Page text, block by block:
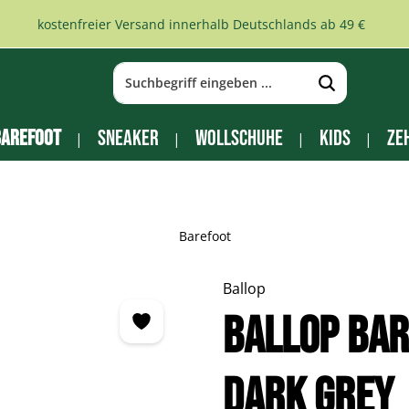
kostenfreier Versand innerhalb Deutschlands ab 49 €
Sneaker Wollschuhe Kids
Barefoot
Ballop
BALLOP